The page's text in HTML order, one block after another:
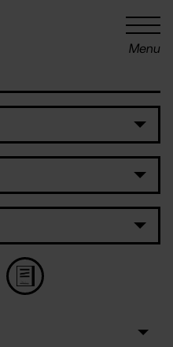
Menu